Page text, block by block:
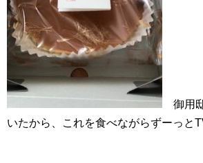
御用
いたから、これを食べながらずーっと